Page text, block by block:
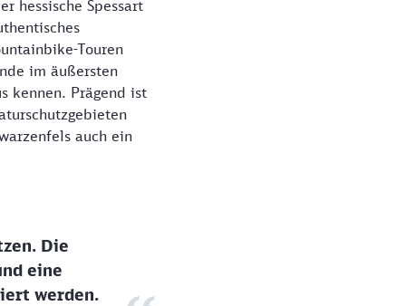
hessische Spessart
Touren
im äußersten
kennen. Prägend ist
auch ein
Die
eine
werden.